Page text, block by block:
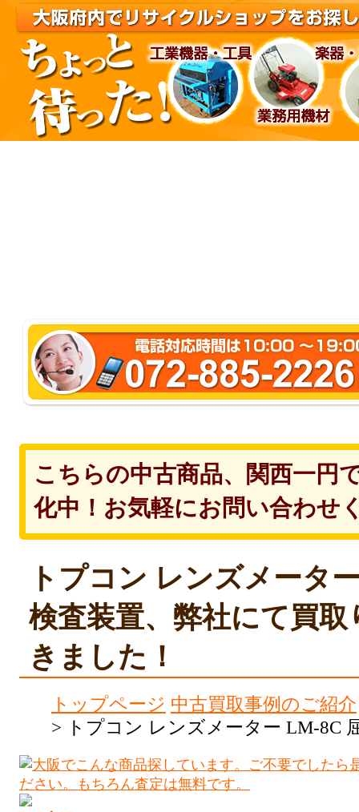
こちらの中古商品、関西一円
化中！お気軽にお問い合わせ
トプコン レンズメータ
検査装置、弊社にて買取
きました！
トップページ 中古買取事例のご紹介
> トプコン レンズメーター LM-8C